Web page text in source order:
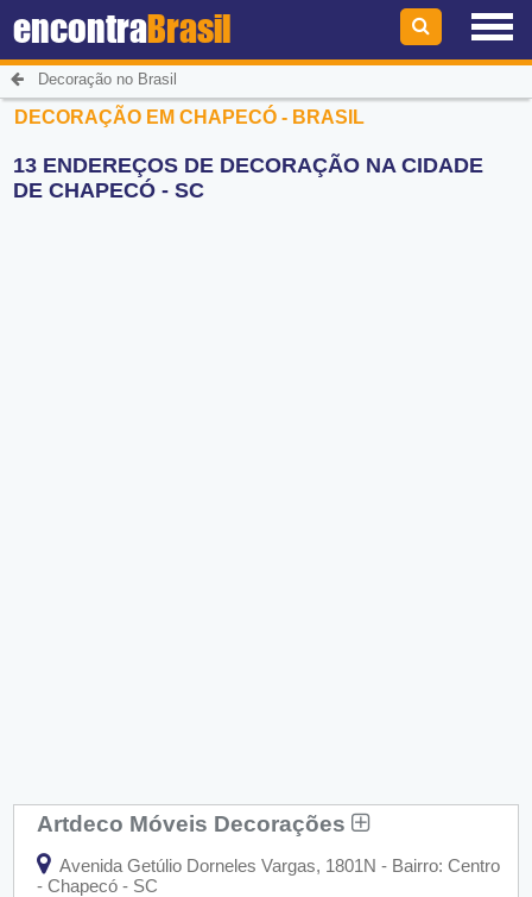
encontraBrasil
Decoração no Brasil
DECORAÇÃO EM CHAPECÓ - BRASIL
13 ENDEREÇOS DE DECORAÇÃO NA CIDADE
DE CHAPECÓ - SC
Artdeco Móveis Decorações
Avenida Getúlio Dorneles Vargas, 1801N - Bairro: Centro
- Chapecó - SC